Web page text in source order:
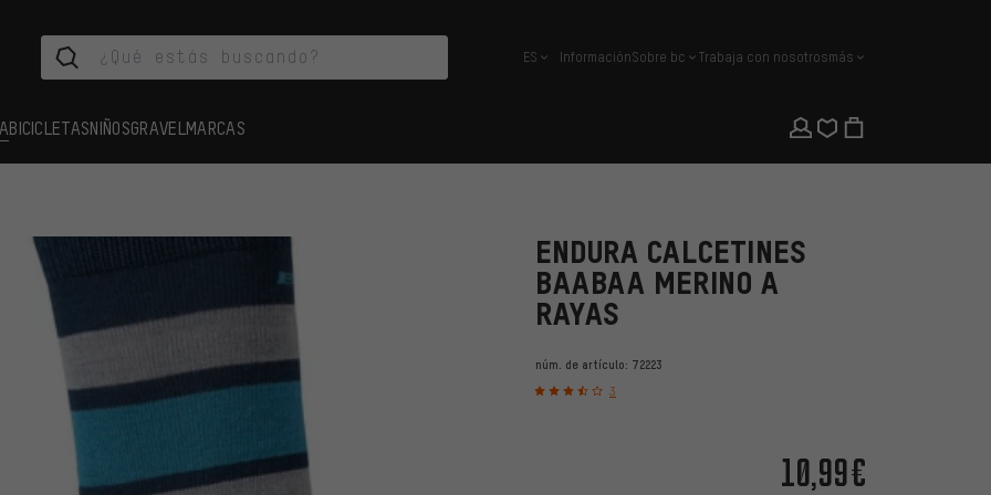
español
ES InformaciónSobre bc Trabaja con nosotrosmás
BICICLETASNIÑOSGRAVEL MARCAS
ENDURA CALCETINES
BAABAA MERINO A
RAYAS
núm. de artículo: 72223
3
10,99€